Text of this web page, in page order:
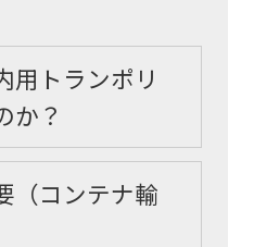
用トランポリ
か？
（コンテナ輸